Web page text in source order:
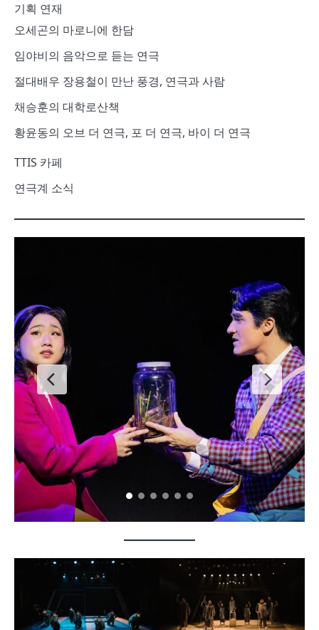
기획 연재
오세곤의 마로니에 한담
임야비의 음악으로 듣는 연극
절대배우 장용철이 만난 풍경, 연극과 사람
채승훈의 대학로산책
황윤동의 오브 더 연극, 포 더 연극, 바이 더 연극
TTIS 카페
연극계 소식